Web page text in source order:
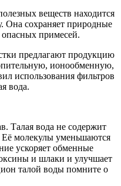
веществ находится
Она сохраняет природные
примесей.
предлагают продукцию
ионообменную,
использования фильтров
вода.
Талая вода не содержит
Её молекулы уменьшаются
ускоряет обменные
и шлаки и улучшает
талой воды помните о